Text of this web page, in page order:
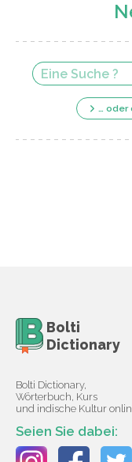
… oder
Bolti
Dictionary
Bolti Dictionary,
Wörterbuch, Kurs
und indische Kultur
Seien Sie dabei: